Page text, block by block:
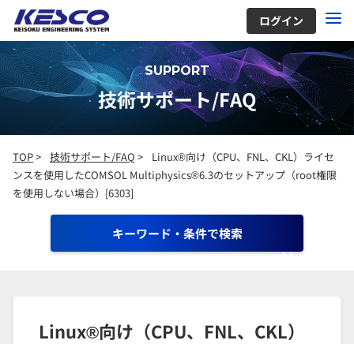
ログイン
SUPPORT
技術サポート/FAQ
TOP> 技術サポート/FAQ >
Linux®向け（CPU、FNL、CKL）ライセ
ンスを使用したCOMSOL Multiphysics®6.3のセットアップ（root権限
を使用しない場合）[6303]
キーワード・条件で検索
Linux®向け（CPU、FNL、CKL）